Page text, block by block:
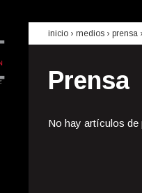
inicio › medios › prensa
Prensa
No hay artículos de